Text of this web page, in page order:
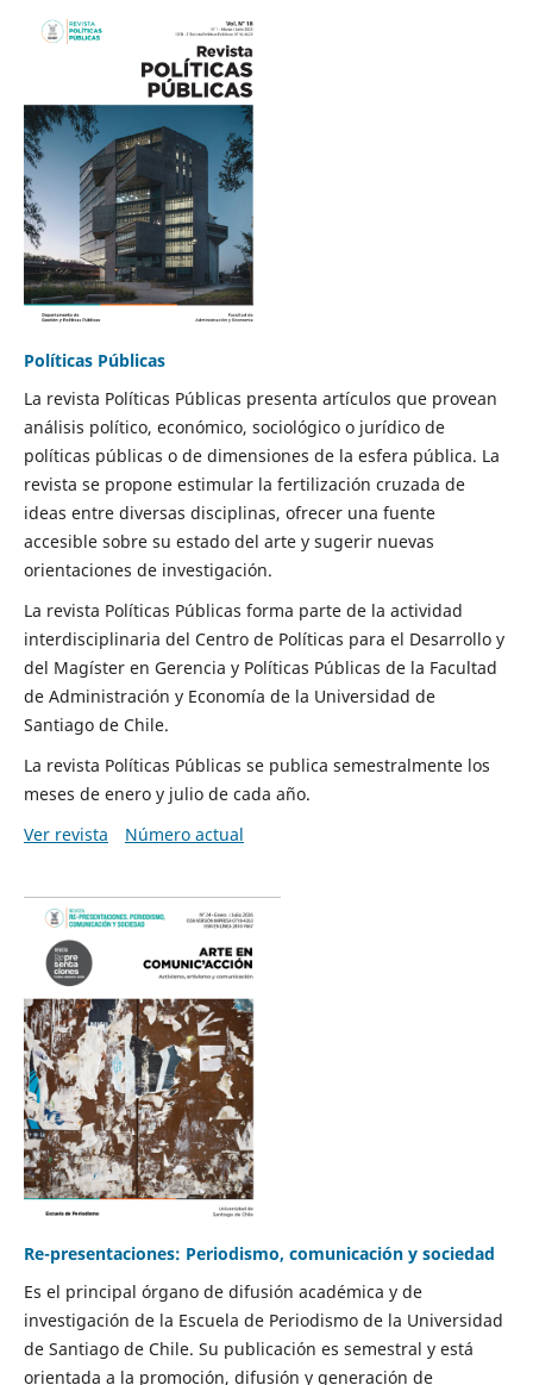
Políticas Públicas
La revista Políticas Públicas presenta artículos que provean
análisis político, económico, sociológico o jurídico de
políticas públicas o de dimensiones de la esfera pública. La
revista se propone estimular la fertilización cruzada de
ideas entre diversas disciplinas, ofrecer una fuente
accesible sobre su estado del arte y sugerir nuevas
orientaciones de investigación.
La revista Políticas Públicas forma parte de la actividad
interdisciplinaria del Centro de Políticas para el Desarrollo y
del Magíster en Gerencia y Políticas Públicas de la Facultad
de Administración y Economía de la Universidad de
Santiago de Chile.
La revista Políticas Públicas se publica semestralmente los
meses de enero y julio de cada año.
Ver revista
Número actual
Re-presentaciones: Periodismo, comunicación y sociedad
Es el principal órgano de difusión académica y de
investigación de la Escuela de Periodismo de la Universidad
de Santiago de Chile. Su publicación es semestral y está
orientada a la promoción, difusión y generación de